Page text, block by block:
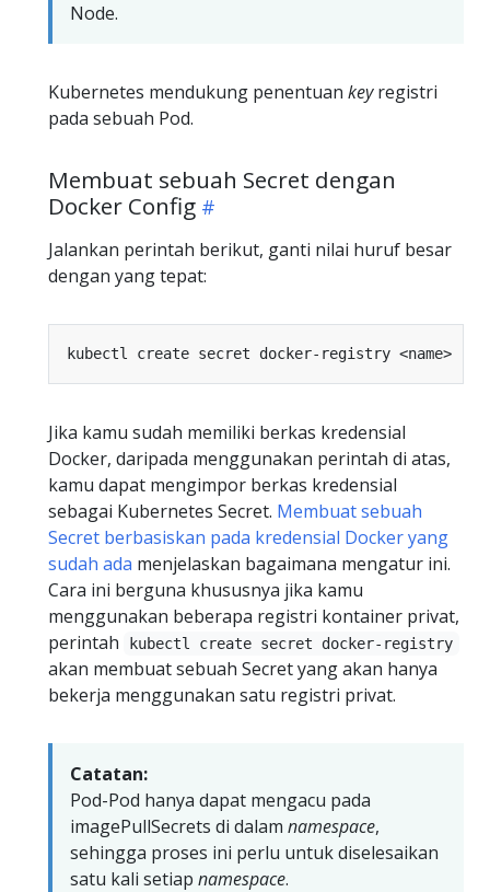
Node.
Kubernetes mendukung penentuan keyregistri
pada sebuah Pod.
Membuat sebuah Secret dengan
Docker Config
Jalankan perintah berikut, ganti nilai huruf besar
dengan yang tepat:
kubectl create secret docker-registry <name> --
Jika kamu sudah memiliki berkas kredensial
Docker, daripada menggunakan perintah di atas,
kamu dapat mengimpor berkas kredensial
sebagai Kubernetes Secret. Membuat sebuah
Secret berbasiskan pada kredensial Docker yang
sudah ada menjelaskan bagaimana mengatur ini.
Cara ini berguna khususnya jika kamu
menggunakan beberapa registri kontainer privat,
perintah
kubectl create secret docker-registry
akan membuat sebuah Secret yang akan hanya
bekerja menggunakan satu registri privat.
Catatan:
Pod-Pod hanya dapat mengacu pada
imagePullSecrets di dalam namespace,
sehingga proses ini perlu untuk diselesaikan
satu kali setiap namespace.